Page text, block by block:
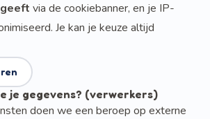
via de cookiebanner, en je IP-
Je kan je keuze altijd
je gegevens? (verwerkers)
doen we een beroep op externe